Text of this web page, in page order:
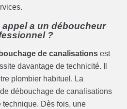
a un déboucheur
?
de canalisations est
davantage de technicité. Il
plombier habituel. La
débouchage de canalisations
technique. Dès fois, une